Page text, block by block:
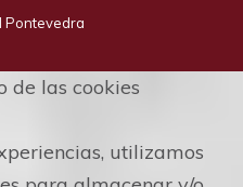
Pontevedra
de las cookies
utilizamos